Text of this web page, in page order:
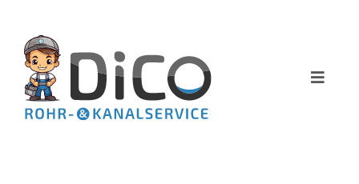
springen
Toggle
Home